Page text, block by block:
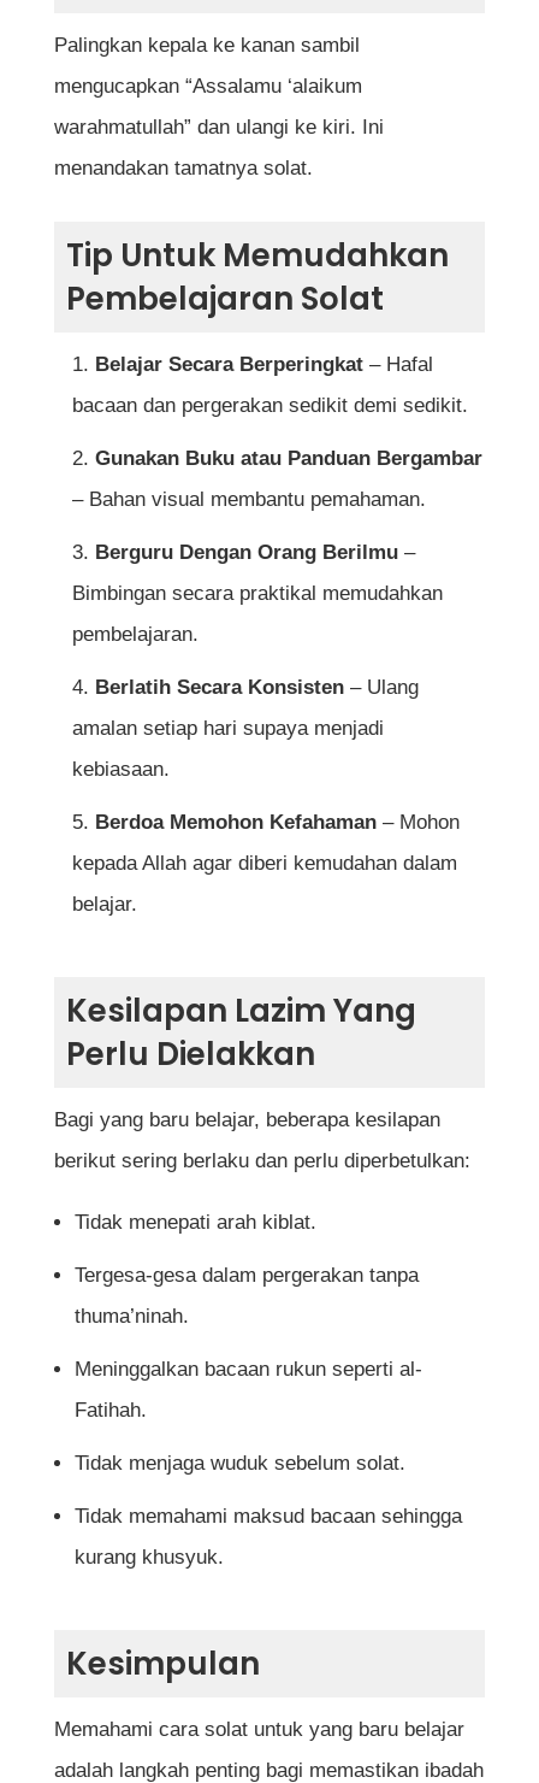
Palingkan kepala ke kanan sambil
mengucapkan “Assalamu ‘alaikum
warahmatullah” dan ulangi ke kiri. Ini
menandakan tamatnya solat.
Tip Untuk Memudahkan
Pembelajaran Solat
Belajar Secara Berperingkat– Hafal
bacaan dan pergerakan sedikit demi sedikit.
Gunakan Buku atau Panduan Bergambar
– Bahan visual membantu pemahaman.
Berguru Dengan Orang Berilmu–
Bimbingan secara praktikal memudahkan
pembelajaran.
Berlatih Secara Konsisten– Ulang
amalan setiap hari supaya menjadi
kebiasaan.
Berdoa Memohon Kefahaman– Mohon
kepada Allah agar diberi kemudahan dalam
belajar.
Kesilapan Lazim Yang
Perlu Dielakkan
Bagi yang baru belajar, beberapa kesilapan
berikut sering berlaku dan perlu diperbetulkan:
Tidak menepati arah kiblat.
Tergesa-gesa dalam pergerakan tanpa
thuma’ninah.
Meninggalkan bacaan rukun seperti al-
Fatihah.
Tidak menjaga wuduk sebelum solat.
Tidak memahami maksud bacaan sehingga
kurang khusyuk.
Kesimpulan
Memahami cara solat untuk yang baru belajar
adalah langkah penting bagi memastikan ibadah